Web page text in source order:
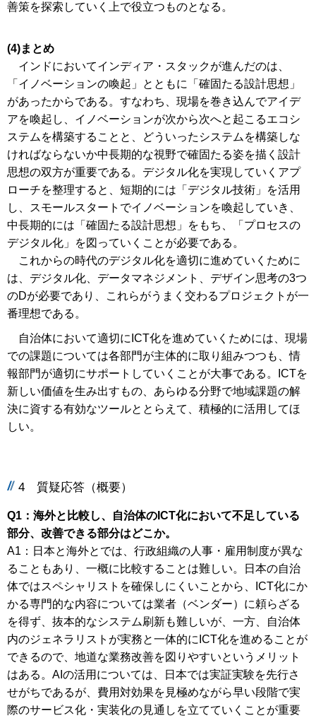
善策を探索していく上で役立つものとなる。
(4)まとめ
インドにおいてインディア・スタックが進んだのは、
「イノベーションの喚起」とともに「確固たる設計思想」
があったからである。すなわち、現場を巻き込んでアイデ
アを喚起し、イノベーションが次から次へと起こるエコシ
ステムを構築することと、どういったシステムを構築しな
ければならないか中長期的な視野で確固たる姿を描く設計
思想の双方が重要である。デジタル化を実現していくアプ
ローチを整理すると、短期的には「デジタル技術」を活用
し、スモールスタートでイノベーションを喚起していき、
中長期的には「確固たる設計思想」をもち、「プロセスの
デジタル化」を図っていくことが必要である。
これからの時代のデジタル化を適切に進めていくために
は、デジタル化、データマネジメント、デザイン思考の3つ
のDが必要であり、これらがうまく交わるプロジェクトが一
番理想である。
自治体において適切にICT化を進めていくためには、現場
での課題については各部門が主体的に取り組みつつも、情
報部門が適切にサポートしていくことが大事である。ICTを
新しい価値を生み出すもの、あらゆる分野で地域課題の解
決に資する有効なツールととらえて、積極的に活用してほ
しい。
4 質疑応答（概要）
Q1：海外と比較し、自治体のICT化において不足している
部分、改善できる部分はどこか。
A1：日本と海外とでは、行政組織の人事・雇用制度が異な
ることもあり、一概に比較することは難しい。日本の自治
体ではスペシャリストを確保しにくいことから、ICT化にか
かる専門的な内容については業者（ベンダー）に頼らざる
を得ず、抜本的なシステム刷新も難しいが、一方、自治体
内のジェネラリストが実務と一体的にICT化を進めることが
できるので、地道な業務改善を図りやすいというメリット
はある。AIの活用については、日本では実証実験を先行さ
せがちであるが、費用対効果を見極めながら早い段階で実
際のサービス化・実装化の見通しを立てていくことが重要